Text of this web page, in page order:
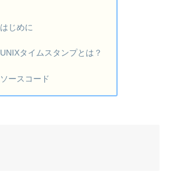
はじめに
UNIXタイムスタンプとは？
ソースコード